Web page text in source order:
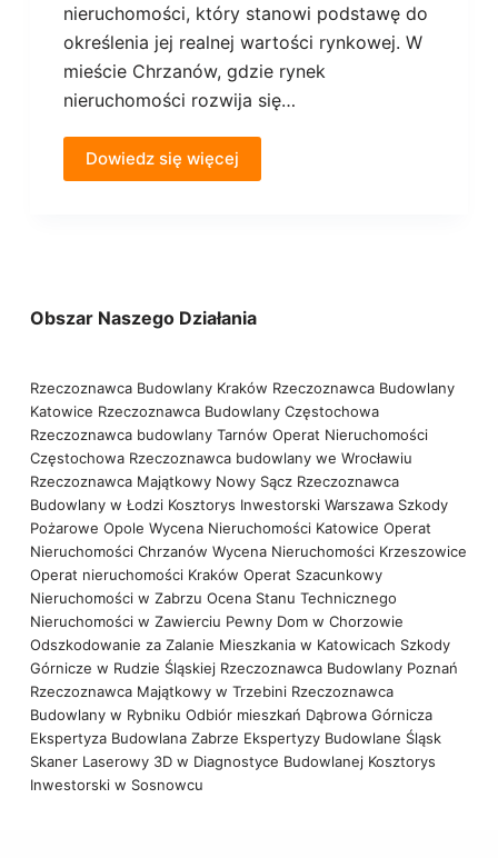
nieruchomości, który stanowi podstawę do
określenia jej realnej wartości rynkowej. W
mieście Chrzanów, gdzie rynek
nieruchomości rozwija się…
Dowiedz się więcej
Obszar Naszego Działania
Rzeczoznawca Budowlany Kraków Rzeczoznawca Budowlany
Katowice Rzeczoznawca Budowlany Częstochowa
Rzeczoznawca budowlany Tarnów Operat Nieruchomości
Częstochowa Rzeczoznawca budowlany we Wrocławiu
Rzeczoznawca Majątkowy Nowy Sącz Rzeczoznawca
Budowlany w Łodzi Kosztorys Inwestorski Warszawa Szkody
Pożarowe Opole Wycena Nieruchomości Katowice Operat
Nieruchomości Chrzanów Wycena Nieruchomości Krzeszowice
Operat nieruchomości Kraków Operat Szacunkowy
Nieruchomości w Zabrzu Ocena Stanu Technicznego
Nieruchomości w Zawierciu Pewny Dom w Chorzowie
Odszkodowanie za Zalanie Mieszkania w Katowicach Szkody
Górnicze w Rudzie Śląskiej Rzeczoznawca Budowlany Poznań
Rzeczoznawca Majątkowy w Trzebini Rzeczoznawca
Budowlany w Rybniku Odbiór mieszkań Dąbrowa Górnicza
Ekspertyza Budowlana Zabrze Ekspertyzy Budowlane Śląsk
Skaner Laserowy 3D w Diagnostyce Budowlanej Kosztorys
Inwestorski w Sosnowcu